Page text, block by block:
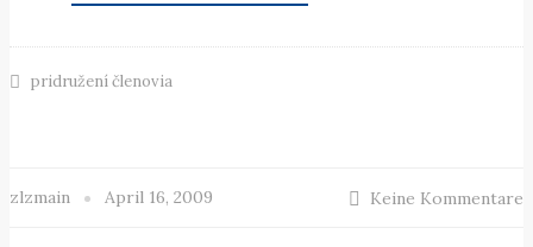
pridružení členovia
zlzmain April 16, 2009 Keine Kommentare